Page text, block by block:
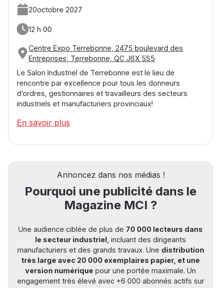
20octobre 2027
12 h 00
Centre Expo Terrebonne, 2475 boulevard des
Entreprises, Terrebonne, QC J6X 5S5
Le Salon Industriel de Terrebonne est le lieu de
rencontre par excellence pour tous les donneurs
d’ordres, gestionnaires et travailleurs des secteurs
industriels et manufacturiers provinciaux!
En savoir plus
Annoncez dans nos médias !
Pourquoi une publicité dans le
Magazine MCI ?
Une audience ciblée de plus de 70 000 lecteurs dans
le secteur industriel, incluant des dirigeants
manufacturiers et des grands travaux. Une distribution
très large avec 20 000 exemplaires papier, et une
version numérique pour une portée maximale. Un
engagement très élevé avec +6 000 abonnés actifs sur